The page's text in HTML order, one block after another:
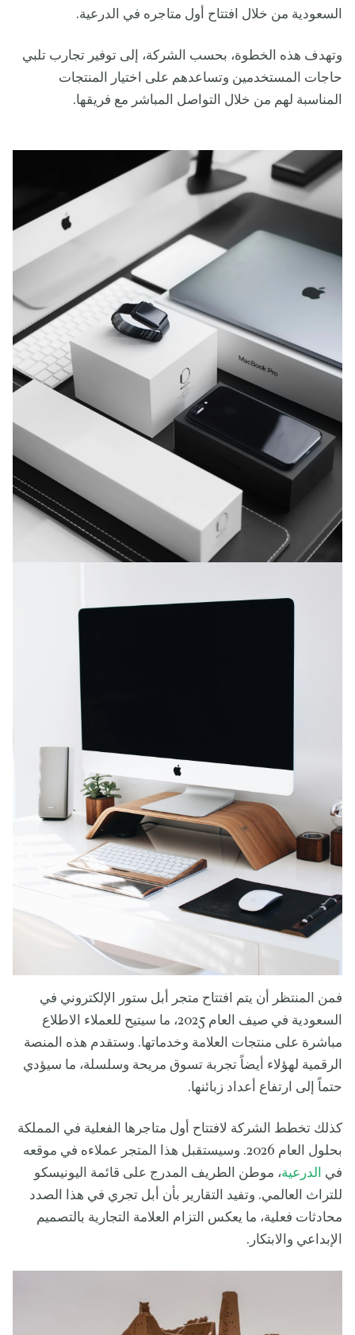
السعودية من خلال افتتاح أول متاجره في الدرعية.
وتهدف هذه الخطوة، بحسب الشركة، إلى توفير تجارب تلبي
حاجات المستخدمين وتساعدهم على اختيار المنتجات
المناسبة لهم من خلال التواصل المباشر مع فريقها.
فمن المنتظر أن يتم افتتاح متجر أبل ستور الإلكتروني في
السعودية في صيف العام 2025، ما سيتيح للعملاء الاطلاع
مباشرة على منتجات العلامة وخدماتها. وستقدم هذه المنصة
الرقمية لهؤلاء أيضاً تجربة تسوق مريحة وسلسلة، ما سيؤدي
حتماً إلى ارتفاع أعداد زبائنها.
كذلك تخطط الشركة لافتتاح أول متاجرها الفعلية في المملكة
بحلول العام 2026. وسيستقبل هذا المتجر عملاءه في موقعه
في
الدرعية، موطن الطريف المدرج على قائمة اليونيسكو
للتراث العالمي. وتفيد التقارير بأن أبل تجري في هذا الصدد
محادثات فعلية، ما يعكس التزام العلامة التجارية بالتصميم
الإبداعي والابتكار.